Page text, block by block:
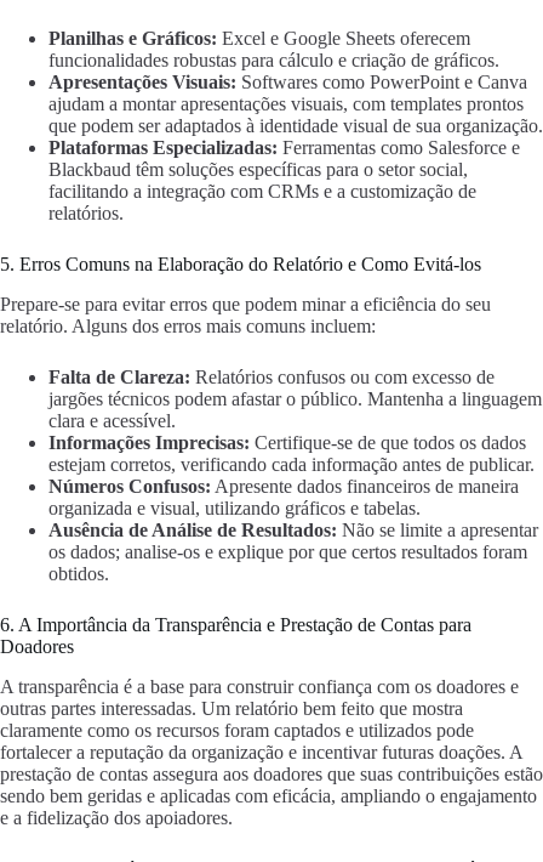
Planilhas e Gráficos: Excel e Google Sheets oferecem
funcionalidades robustas para cálculo e criação de gráficos.
Apresentações Visuais: Softwares como PowerPoint e Canva
ajudam a montar apresentações visuais, com templates prontos
que podem ser adaptados à identidade visual de sua organização.
Plataformas Especializadas: Ferramentas como Salesforce e
Blackbaud têm soluções específicas para o setor social,
facilitando a integração com CRMs e a customização de
relatórios.
5. Erros Comuns na Elaboração do Relatório e Como Evitá-los
Prepare-se para evitar erros que podem minar a eficiência do seu
relatório. Alguns dos erros mais comuns incluem:
Falta de Clareza: Relatórios confusos ou com excesso de
jargões técnicos podem afastar o público. Mantenha a linguagem
clara e acessível.
Informações Imprecisas: Certifique-se de que todos os dados
estejam corretos, verificando cada informação antes de publicar.
Números Confusos: Apresente dados financeiros de maneira
organizada e visual, utilizando gráficos e tabelas.
Ausência de Análise de Resultados: Não se limite a apresentar
os dados; analise-os e explique por que certos resultados foram
obtidos.
6. A Importância da Transparência e Prestação de Contas para
Doadores
A transparência é a base para construir confiança com os doadores e
outras partes interessadas. Um relatório bem feito que mostra
claramente como os recursos foram captados e utilizados pode
fortalecer a reputação da organização e incentivar futuras doações. A
prestação de contas assegura aos doadores que suas contribuições estão
sendo bem geridas e aplicadas com eficácia, ampliando o engajamento
e a fidelização dos apoiadores.